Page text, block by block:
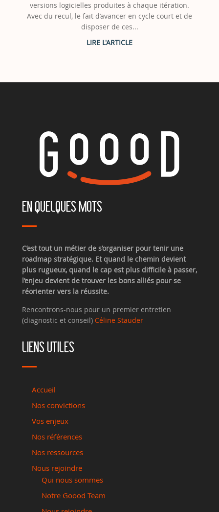
versions logicielles produites à chaque itération.
Avec du recul, le fait d’avancer en cycle court et de
disposer de ces...
EN QUELQUES MOTS
C’est tout un métier de s’organiser pour tenir une
roadmap stratégique. Et quand le chemin devient
plus rugueux, quand le cap est plus difficile à passer,
l’enjeu devient de trouver les bons alliés pour se
réorienter vers la réussite.
Rencontrons-nous pour un premier entretien
(diagnostic et conseil) Céline Stauder
LIENS UTILES
Accueil
Nos convictions
Vos enjeux
Nos références
Nos ressources
Nous rejoindre
Qui nous sommes
Notre Goood Team